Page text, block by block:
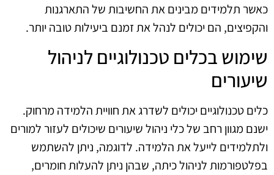
כאשר תלמידים מבינים את החשיבות של התארגנות
והקפיצים, הם יכולים לנהל את זמנם ביעילות טובה יותר.
שימוש בכלים טכנולוגיים לניהול
שיעורים
כלים טכנולוגיים יכולים לשדרג את חוויית הלמידה מרחוק.
ישנם מגוון רחב של כלי ניהול שיעורים שיכולים לעזור למורים
ולתלמידים לייעל את הלמידה. לדוגמה, ניתן להשתמש
בפלטפורמות לניהול כיתה, שבהן ניתן להעלות חומרים,